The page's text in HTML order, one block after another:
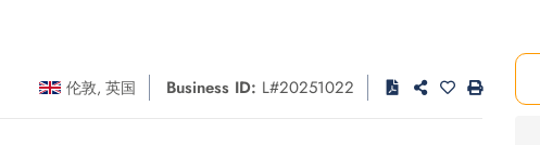
伦敦, 英国 Business ID: L#20251022